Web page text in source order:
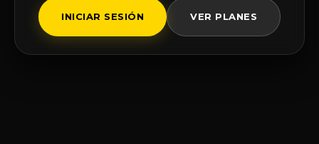
INICIAR SESIÓN VER PLANES